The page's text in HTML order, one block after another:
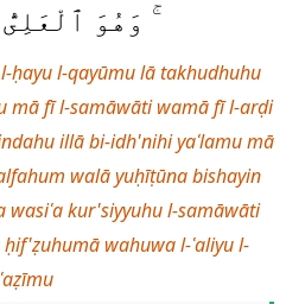
وَهُوَ
ḥayu l-qayūmu lā takhudhuhu
mā fī l-samāwāti wamā fī l-arḍi
illā bi-idh'nihi yaʿlamu mā
walā yuḥīṭūna bishayin
kur'siyyuhu l-samāwāti
wahuwa l-ʿaliyu l-
ʿaẓīmu